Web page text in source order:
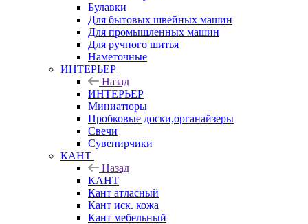
Булавки
Для бытовых швейных машин
Для промышленных машин
Для ручного шитья
Наметочные
ИНТЕРЬЕР
Назад
ИНТЕРЬЕР
Миниатюры
Пробковые доски,органайзеры
Свечи
Сувенирчики
КАНТ
Назад
КАНТ
Кант атласный
Кант иск. кожа
Кант мебельный